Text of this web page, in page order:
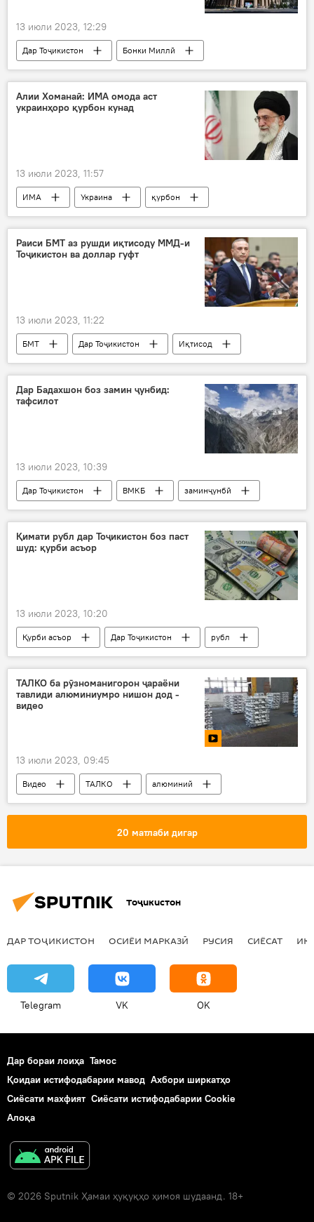
13 июли 2023, 12:29
Дар Тоҷикистон
Бонки Миллӣ
қарздиҳӣ
Иқтисод
Алии Хоманаӣ: ИМА омода аст
украинҳоро қурбон кунад
13 июли 2023, 11:57
ИМА Украина
қурбон
Сиёсат
Дар ҷаҳон
Раиси БМТ аз рушди иқтисоду ММД-и
Тоҷикистон ва доллар гуфт
13 июли 2023, 11:22
БМТ Дар Тоҷикистон Иқтисод
Дар Бадахшон боз замин ҷунбид:
тафсилот
13 июли 2023, 10:39
Дар Тоҷикистон ВМКБ заминҷунбӣ
Қимати рубл дар Тоҷикистон боз паст
шуд: қурби асъор
13 июли 2023, 10:20
Қурби асъор Дар Тоҷикистон
рубл
доллар
евро
ТАЛКО ба рӯзноманигорон ҷараёни
тавлиди алюминиумро нишон дод -
видео
13 июли 2023, 09:45
Видео ТАЛКО
алюминий
Ширкати алюминии Тоҷикистон
Саноат
20 матлаби дигар
Тоҷикистон
ДАР ТОҶИКИСТОН ОСИЁИ МАРКАЗӢ РУСИЯ СИЁСАТ
Telegram VK OK
Дар бораи лоиҳа Тамос
Қоидаи истифодабарии мавод Ахбори ширкатҳо
Сиёсати махфият Сиёсати истифодабарии Cookie
Алоқа
© 2026 Sputnik Ҳамаи ҳуқуқҳо ҳимоя шудаанд. 18+